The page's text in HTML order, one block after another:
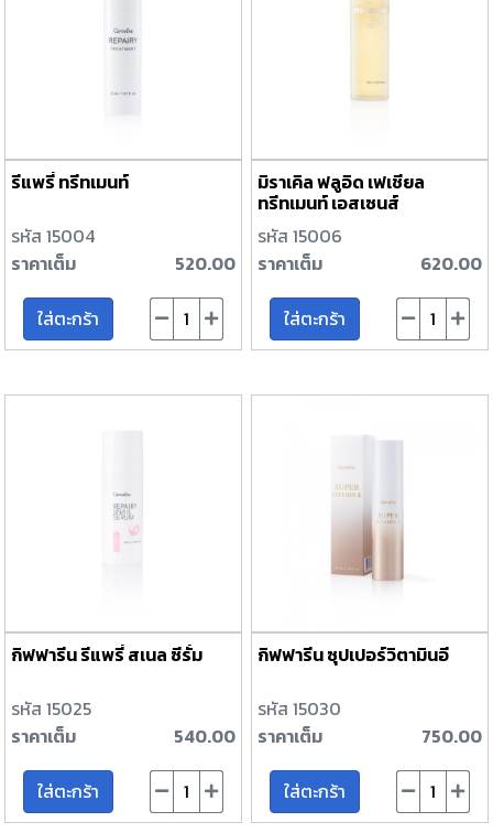
รีแพรี่ ทรีทเมนท์
รหัส 15004
ราคาเต็ม
520.00
ใส่ตะกร้า
มิราเคิล ฟลูอิด เฟเชียล
ทรีทเมนท์ เอสเซนส์
รหัส 15006
ราคาเต็ม
620.00
ใส่ตะกร้า
กิฟฟารีน รีแพรี่ สเนล ซีรั่ม
รหัส 15025
ราคาเต็ม
540.00
ใส่ตะกร้า
กิฟฟารีน ซุปเปอร์วิตามินอี
รหัส 15030
ราคาเต็ม
750.00
ใส่ตะกร้า